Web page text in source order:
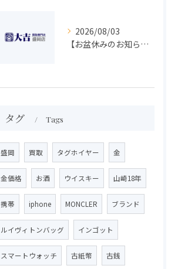
2026/08/03
【お盆休みのお知らせ】買取専門 大吉 盛岡店
タグ Tags
盛岡 買取 タグホイヤー 金
金価格 お酒 ウイスキー 山崎18年
携帯 iphone MONCLER ブランド
ルイヴィトンバッグ インゴット
スマートウォッチ 古紙幣 古銭